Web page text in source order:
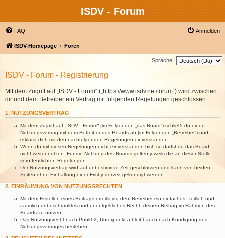
ISDV - Forum
FAQ Anmelden
ISDV-Homepage Foren
Sprache:
ISDV - Forum - Registrierung
Mit dem Zugriff auf „ISDV - Forum“ („https://www.isdv.net/forum“) wird zwischen
dir und dem Betreiber ein Vertrag mit folgenden Regelungen geschlossen:
1. NUTZUNGSVERTRAG
Mit dem Zugriff auf „ISDV - Forum“ (im Folgenden „das Board“) schließt du einen
Nutzungsvertrag mit dem Betreiber des Boards ab (im Folgenden „Betreiber“) und
erklärst dich mit den nachfolgenden Regelungen einverstanden.
Wenn du mit diesen Regelungen nicht einverstanden bist, so darfst du das Board
nicht weiter nutzen. Für die Nutzung des Boards gelten jeweils die an dieser Stelle
veröffentlichten Regelungen.
Der Nutzungsvertrag wird auf unbestimmte Zeit geschlossen und kann von beiden
Seiten ohne Einhaltung einer Frist jederzeit gekündigt werden.
2. EINRÄUMUNG VON NUTZUNGSRECHTEN
Mit dem Erstellen eines Beitrags erteilst du dem Betreiber ein einfaches, zeitlich und
räumlich unbeschränktes und unentgeltliches Recht, deinen Beitrag im Rahmen des
Boards zu nutzen.
Das Nutzungsrecht nach Punkt 2, Unterpunkt a bleibt auch nach Kündigung des
Nutzungsvertrages bestehen.